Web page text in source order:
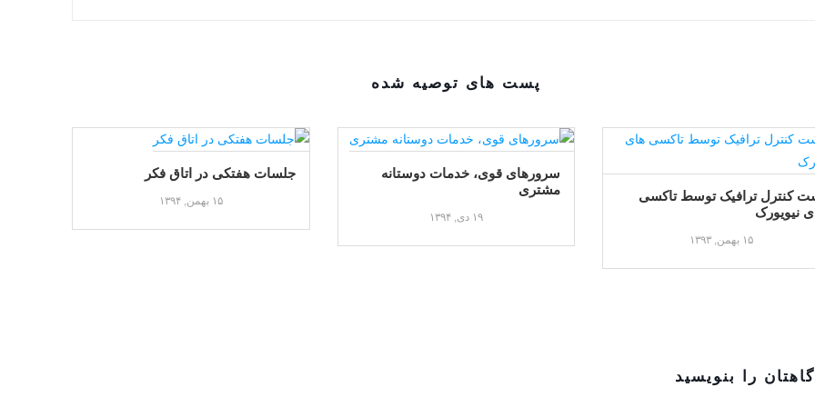
پست های توصیه شده
جلسات هفتکی در اتاق فکر
۱۵ بهمن, ۱۳۹۴
سرورهای قوی، خدمات دوستانه
مشتری
۱۹ دی, ۱۳۹۴
کنترل ترافیک توسط تاکسی
نیویورک
۱۵ بهمن, ۱۳۹۳
را بنویسید